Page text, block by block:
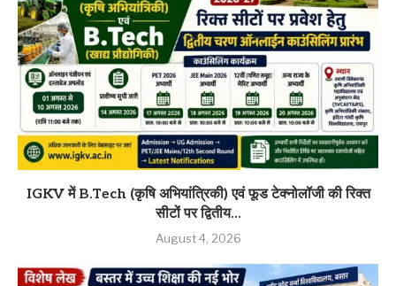
IGKV में B.Tech (कृषि अभियांत्रिकी) एवं फूड टेक्नोलॉजी की रिक्त
सीटों पर द्वितीय...
August 4, 2026